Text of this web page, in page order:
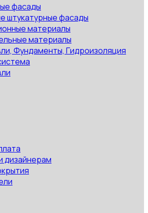
фасады
штукатурные фасады
материалы
материалы
Фундаменты, Гидроизоляция
дизайнерам